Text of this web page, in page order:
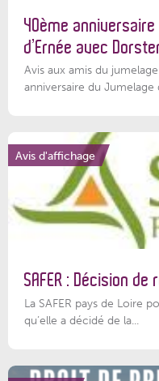
40ème
d’Ernée avec
Avis aux amis du
anniversaire du Jumelage
Avis d'affichage
SAFER : Décision
La SAFER pays de Loire
qu’elle a décidé de la...